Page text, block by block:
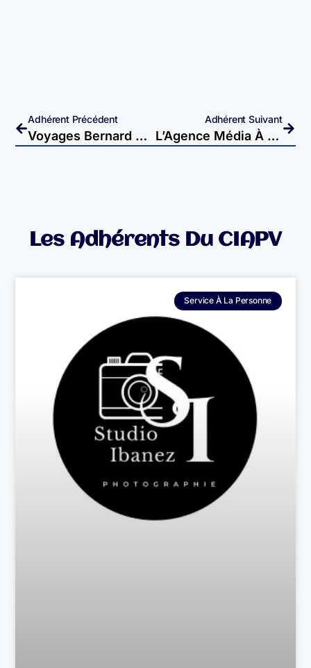
Adhérent Précédent
Voyages Bernard À Senoncourt
Adhérent Suivant
L’Agence Média À Vesoul
Les Adhérents Du CIAPV
Service À La Personne